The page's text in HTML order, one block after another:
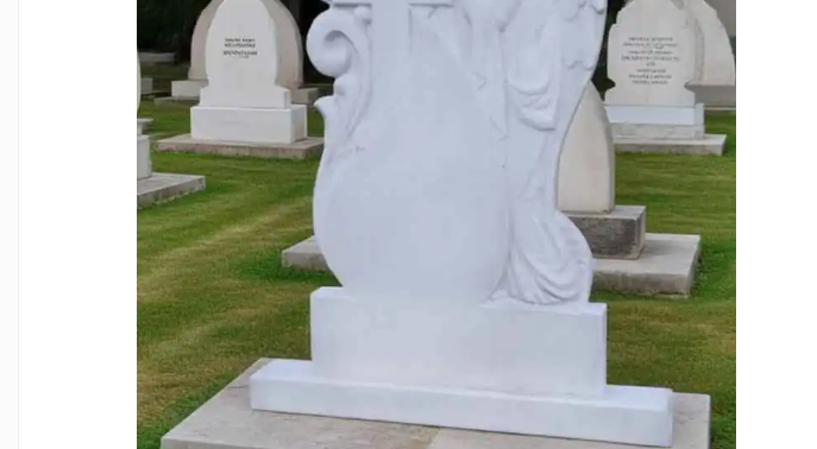
Placa memoriala
Placute ABS personalizate
Solutii intretinere granit si
Monumente marmura
Monumente granit
Felinare funerare
Placi memoriale
Placi memoriale din ABS/Aluminiu
Placi memoriale din piatra
Fotoceramica